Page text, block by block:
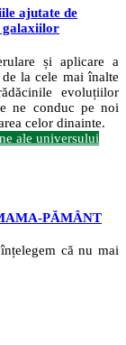
ajutate de
galaxiilor
și aplicare a
la cele mai înalte
evoluțiilor
ne conduc pe noi
celor dinainte.
ale universului
PĂMÂNT
că nu mai